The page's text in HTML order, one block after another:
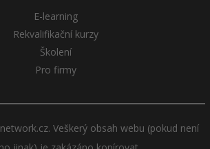
E-learning
Rekvalifikační kurzy
Školení
Pro firmy
Veškerý obsah webu (pokud není